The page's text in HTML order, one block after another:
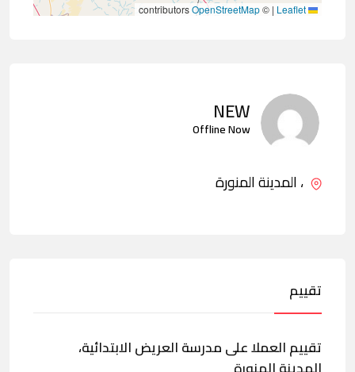
|
©
OpenStreetMap
NEW
Offline Now
، المدينة المنورة
تقييم
تقييم العملا على مدرسة العريض الابتدائية،